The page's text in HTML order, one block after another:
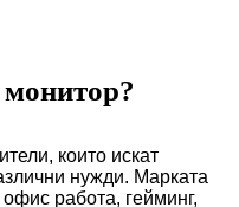
които искат
нужди. Марката
работа, гейминг,